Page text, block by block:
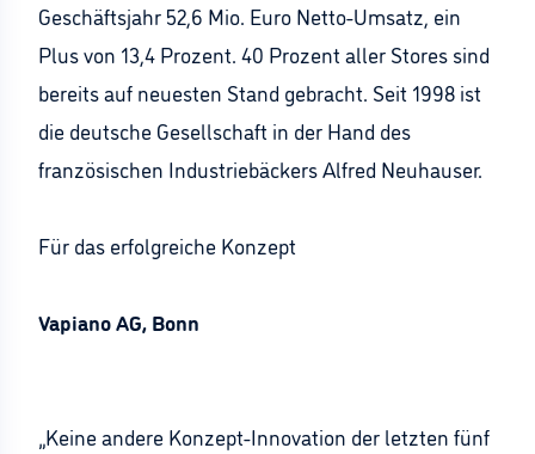
Geschäftsjahr 52,6 Mio. Euro Netto-Umsatz, ein
Plus von 13,4 Prozent. 40 Prozent aller Stores sind
bereits auf neuesten Stand gebracht. Seit 1998 ist
die deutsche Gesellschaft in der Hand des
französischen Industriebäckers Alfred Neuhauser.
Für das erfolgreiche Konzept
Vapiano AG, Bonn
„Keine andere Konzept-Innovation der letzten fünf